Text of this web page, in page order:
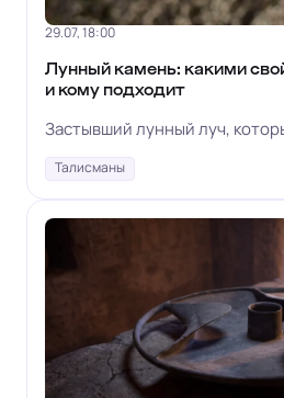
29.07, 18:00
Лунный камень: какими
и кому подходит
Застывший лунный луч,
Талисманы